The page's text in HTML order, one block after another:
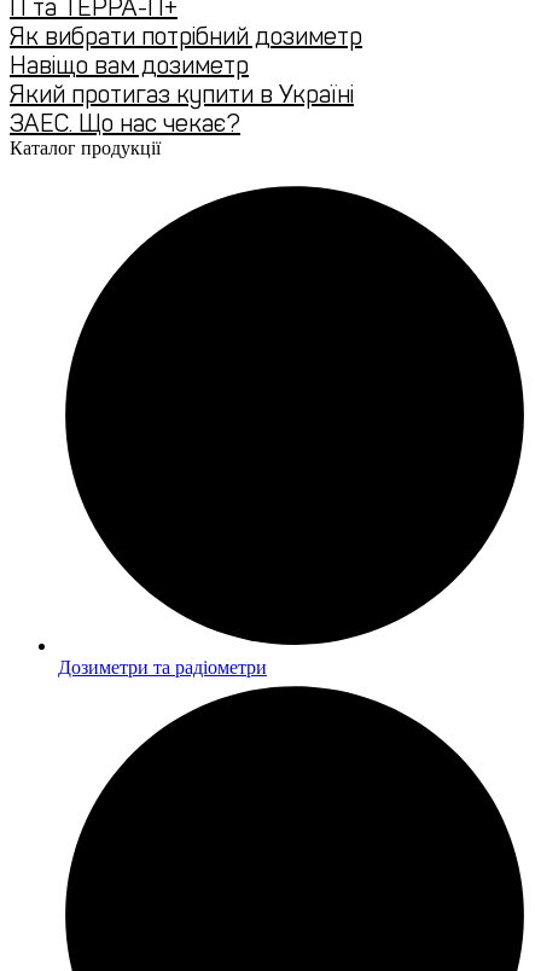
П та ТЕРРА-П+
Як вибрати потрібний дозиметр
Навіщо вам дозиметр
Який протигаз купити в Україні
ЗАЕС. Що нас чекає?
Каталог продукції
Дозиметри та радіометри